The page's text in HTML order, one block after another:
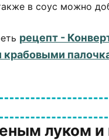
в соус можно
рецепт -
крабовыми
луком